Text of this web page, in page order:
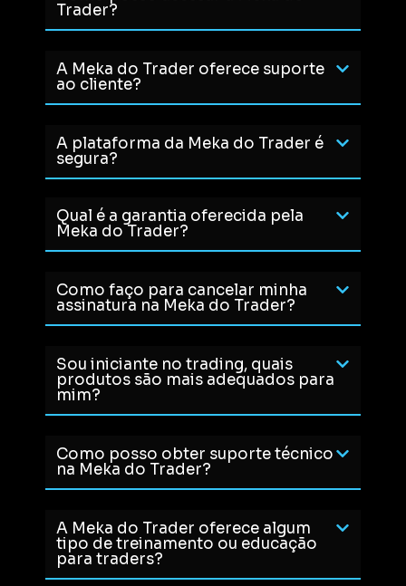
Trader?
A Meka do Trader oferece suporte
ao cliente?
A plataforma da Meka do Trader é
segura?
Qual é a garantia oferecida pela
Meka do Trader?
Como faço para cancelar minha
assinatura na Meka do Trader?
Sou iniciante no trading, quais
produtos são mais adequados para
mim?
Como posso obter suporte técnico
na Meka do Trader?
A Meka do Trader oferece algum
tipo de treinamento ou educação
para traders?